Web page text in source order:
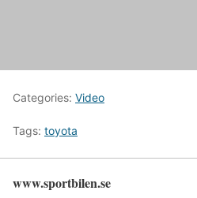
Categories: Video
Tags: toyota
www.sportbilen.se